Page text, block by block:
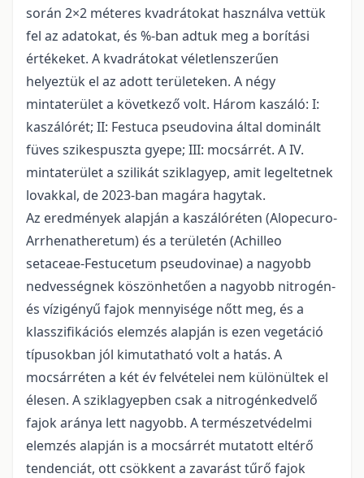
során 2×2 méteres kvadrátokat használva vettük
fel az adatokat, és %-ban adtuk meg a borítási
értékeket. A kvadrátokat véletlenszerűen
helyeztük el az adott területeken. A négy
mintaterület a következő volt. Három kaszáló: I:
kaszálórét; II: Festuca pseudovina által dominált
füves szikespuszta gyepe; III: mocsárrét. A IV.
mintaterület a szilikát sziklagyep, amit legeltetnek
lovakkal, de 2023-ban magára hagytak.
Az eredmények alapján a kaszálóréten (Alopecuro-
Arrhenatheretum) és a területén (Achilleo
setaceae-Festucetum pseudovinae) a nagyobb
nedvességnek köszönhetően a nagyobb nitrogén-
és vízigényű fajok mennyisége nőtt meg, és a
klasszifikációs elemzés alapján is ezen vegetáció
típusokban jól kimutatható volt a hatás. A
mocsárréten a két év felvételei nem különültek el
élesen. A sziklagyepben csak a nitrogénkedvelő
fajok aránya lett nagyobb. A természetvédelmi
elemzés alapján is a mocsárrét mutatott eltérő
tendenciát, ott csökkent a zavarást tűrő fajok